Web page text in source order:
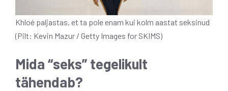
Khloé paljastas, et ta pole enam kui kolm aastat seksinud
(Pilt: Kevin Mazur / Getty Images for SKIMS)
Mida “seks” tegelikult
tähendab?